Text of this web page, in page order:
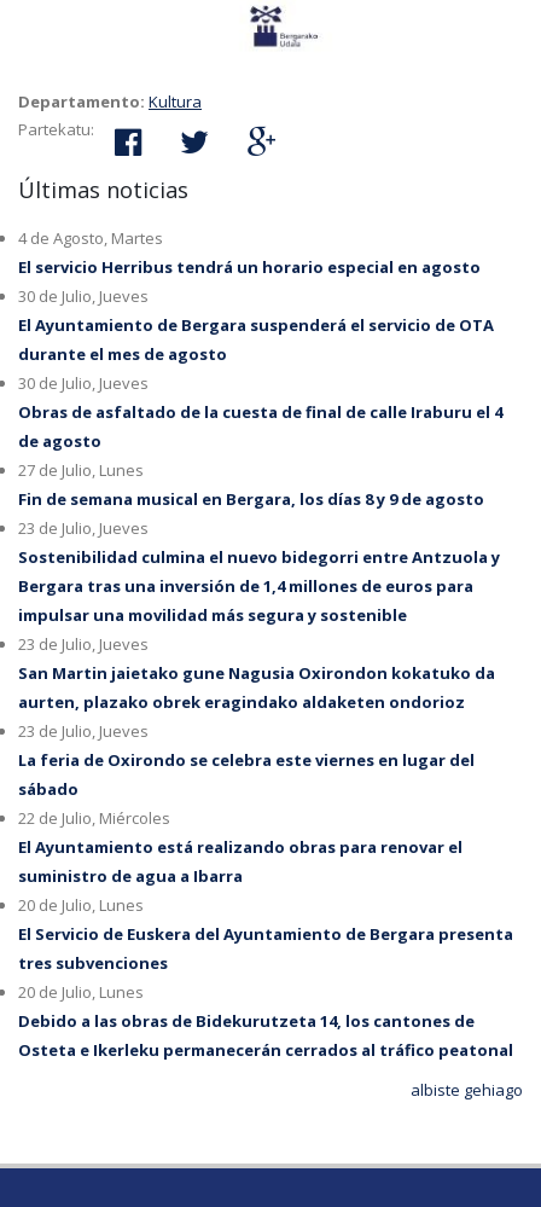
Departamento: Kultura
Partekatu:
Últimas noticias
4 de Agosto, Martes
El servicio Herribus tendrá un horario especial en agosto
30 de Julio, Jueves
El Ayuntamiento de Bergara suspenderá el servicio de OTA
durante el mes de agosto
30 de Julio, Jueves
Obras de asfaltado de la cuesta de final de calle Iraburu el 4
de agosto
27 de Julio, Lunes
Fin de semana musical en Bergara, los días 8 y 9 de agosto
23 de Julio, Jueves
Sostenibilidad culmina el nuevo bidegorri entre Antzuola y
Bergara tras una inversión de 1,4 millones de euros para
impulsar una movilidad más segura y sostenible
23 de Julio, Jueves
San Martin jaietako gune Nagusia Oxirondon kokatuko da
aurten, plazako obrek eragindako aldaketen ondorioz
23 de Julio, Jueves
La feria de Oxirondo se celebra este viernes en lugar del
sábado
22 de Julio, Miércoles
El Ayuntamiento está realizando obras para renovar el
suministro de agua a Ibarra
20 de Julio, Lunes
El Servicio de Euskera del Ayuntamiento de Bergara presenta
tres subvenciones
20 de Julio, Lunes
Debido a las obras de Bidekurutzeta 14, los cantones de
Osteta e Ikerleku permanecerán cerrados al tráfico peatonal
albiste gehiago